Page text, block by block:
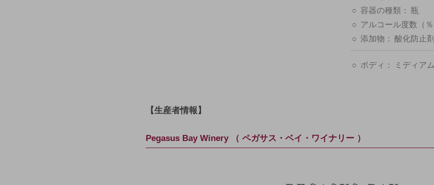
容器の種類： 瓶
アルコール度数（％
添加物： 酸化防止
ボディ： ミディア
【生産者情報】
Pegasus Bay Winery （ ペガサス・ベイ・ワイナリー ）